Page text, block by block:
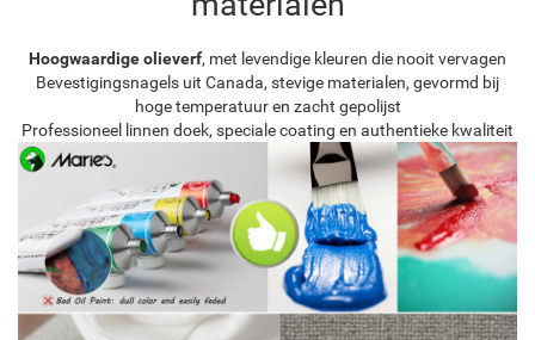
Hoogwaardige olieverf, met levendige kleuren die nooit vervagen
Bevestigingsnagels uit Canada, stevige materialen, gevormd bij
hoge temperatuur en zacht gepolijst
Professioneel linnen doek, speciale coating en authentieke kwaliteit